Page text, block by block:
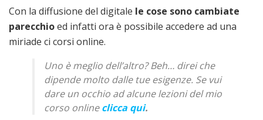
Con la diffusione del digitale le cose sono cambiate
parecchioed infatti ora è possibile accedere ad una
miriade ci corsi online.
Uno è meglio dell’altro? Beh… direi che
dipende molto dalle tue esigenze. Se vui
dare un occhio ad alcune lezioni del mio
corso onlineclicca qui.